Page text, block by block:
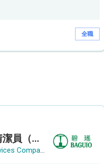
全職
兼職廚房早班清潔員（長沙灣）
Baguio Cleaning Services Company Limited